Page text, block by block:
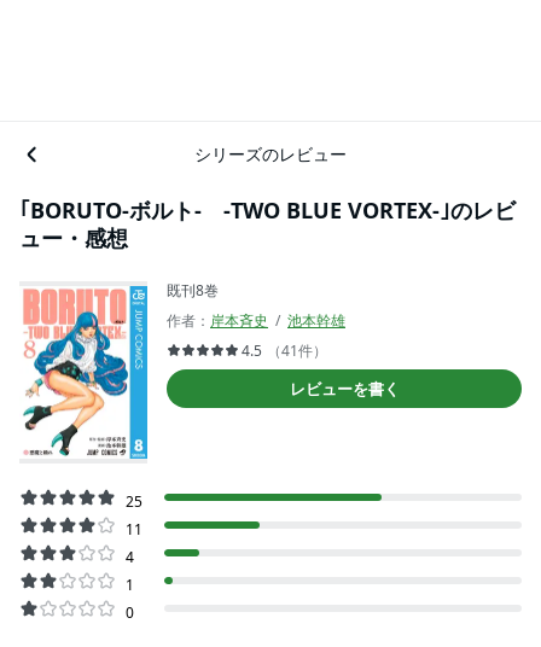
シリーズのレビュー
｢BORUTO-ボルト- -TWO BLUE VORTEX-｣のレビ
ュー・感想
既刊8巻
作者： 岸本斉史
池本幹雄
4.5
（41件）
レビューを書く
25
11
4
1
0